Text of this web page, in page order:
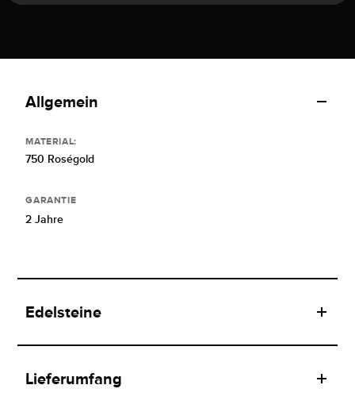
Allgemein
MATERIAL:
750 Roségold
GARANTIE
2 Jahre
Edelsteine
Lieferumfang